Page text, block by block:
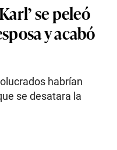
se peleó
y acabó
habrían
se desatara la